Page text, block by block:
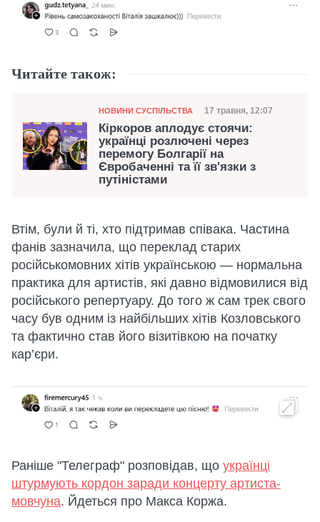
Читайте також:
Категорія
НОВИНИ СУСПІЛЬСТВА Дата публікації
17 травня, 12:07
Кіркоров аплодує стоячи:
українці розлючені через
перемогу Болгарії на
Євробаченні та її зв'язки з
путіністами
Втім, були й ті, хто підтримав співака. Частина
фанів зазначила, що переклад старих
російськомовних хітів українською — нормальна
практика для артистів, які давно відмовилися від
російського репертуару. До того ж сам трек свого
часу був одним із найбільших хітів Козловського
та фактично став його візитівкою на початку
кар’єри.
Раніше "Телеграф" розповідав, що українці
штурмують кордон заради концерту артиста-
мовчуна. Йдеться про Макса Коржа.